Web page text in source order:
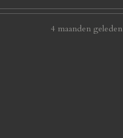
4 maanden geleden